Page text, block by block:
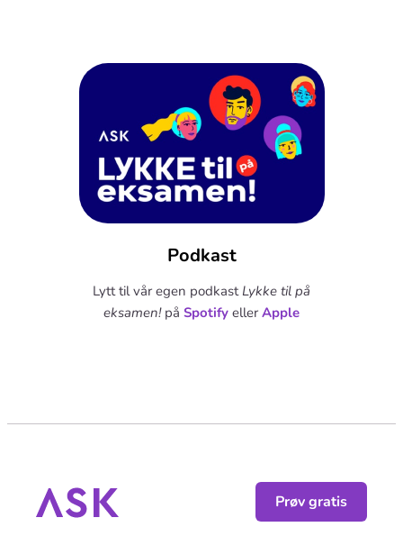
Podkast
Lytt til vår egen podkast Lykke til på
eksamen!på Spotify eller Apple
Prøv gratis